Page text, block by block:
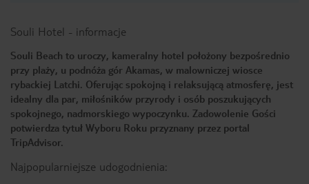
Souli Hotel - informacje
Souli Beach to uroczy, kameralny hotel położony bezpośrednio
przy plaży, u podnóża gór Akamas, w malowniczej wiosce
rybackiej Latchi. Oferując spokojną i relaksującą atmosferę, jest
idealny dla par, miłośników przyrody i osób poszukujących
spokojnego, nadmorskiego wypoczynku. Zadowolenie Gości
potwierdza tytuł Wyboru Roku przyznany przez portal
TripAdvisor.
Najpopularniejsze udogodnienia: